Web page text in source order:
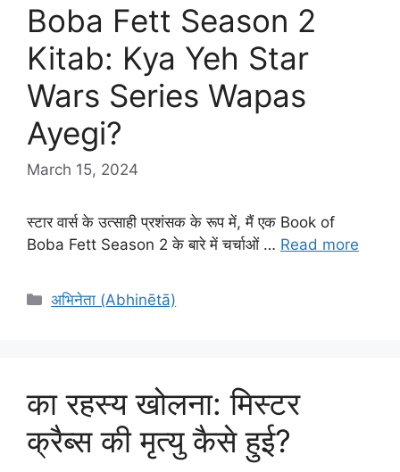
Boba Fett Season 2
Kitab: Kya Yeh Star
Wars Series Wapas
Ayegi?
March 15, 2024
स्टार वार्स के उत्साही प्रशंसक के रूप में, मैं एक Book of
Boba Fett Season 2 के बारे में चर्चाओं … Read more
Categories
अभिनेता (Abhinētā)
का रहस्य खोलना: मिस्टर
क्रैब्स की मृत्यु कैसे हुई?